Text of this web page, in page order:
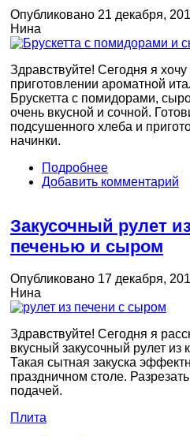
Опубликовано 21 декабря,
Нина
Здравствуйте! Сегодня я хочу
приготовлении ароматной
Брускетта с помидорами,
очень вкусной и сочной.
подсушенного хлеба и
начинки.
Подробнее
Добавить комментарий
Закусочный рулет
печенью и сыром
Опубликовано 17 декабря,
Нина
Здравствуйте! Сегодня я
вкусный закусочный рулет из
Такая сытная закуска
праздничном столе.
подачей.
Плита